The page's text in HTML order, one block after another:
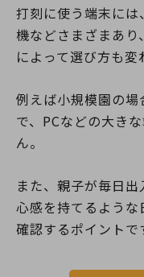
打刻に使う端末に
機などさまざまあ
によって選び方も変
例えば小規模園の
で、PCなどの大き
ん。
また、親子が毎日
心感を持てるよう
確認するポイントで